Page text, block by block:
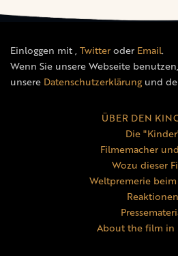
Einloggen mit, Twitteroder Email.
Wenn Sie unsere Webseite
unsere Datenschutzerklärungund
ÜBER DEN
Die
Filmemacher
Wozu dieser
Weltpremerie
Reaktionen
About the film in